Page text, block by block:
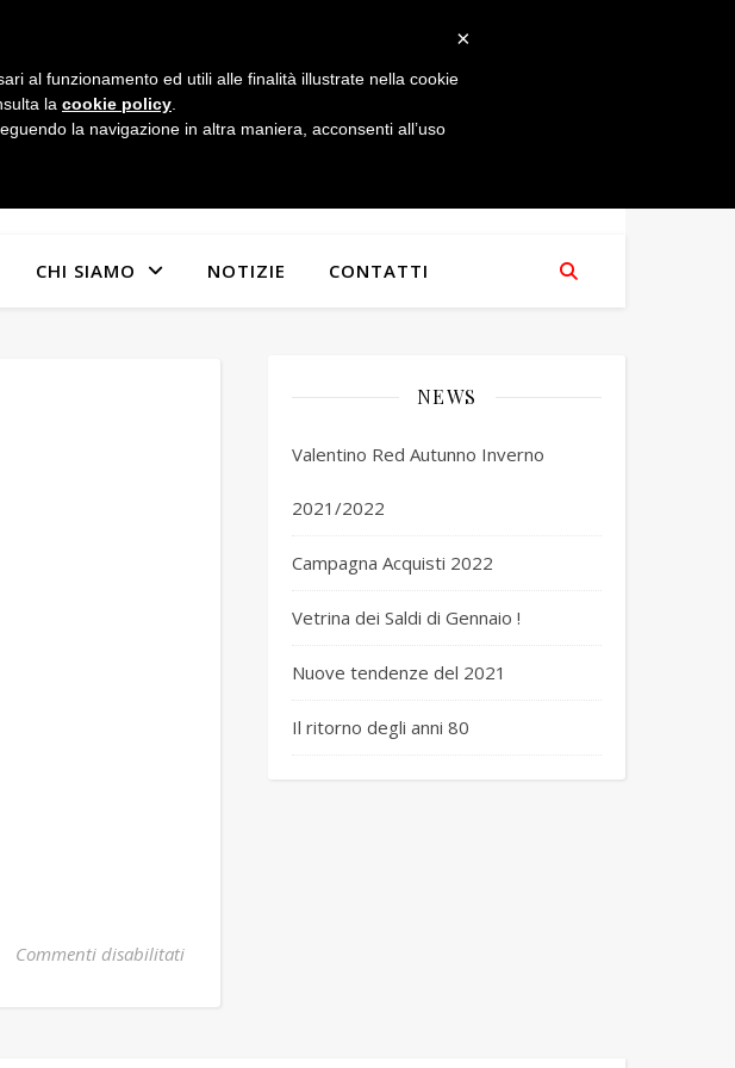
CHI SIAMO NOTIZIE CONTATTI
Commenti disabilitatisu cintura azzurra
NEWS
Valentino Red Autunno Inverno
2021/2022
Campagna Acquisti 2022
Vetrina dei Saldi di Gennaio !
Nuove tendenze del 2021
Il ritorno degli anni 80
×
al funzionamento ed utili alle finalità illustrate nella cookie
la cookie policy
la navigazione in altra maniera, acconsenti all’uso